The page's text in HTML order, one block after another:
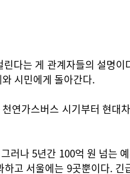
다는 게 관계자들의 설명이
시민에게 돌아간다.
연가스버스 시기부터 현대
러나 5년간 100억 원 넘는
고 서울에는 9곳뿐이다. 긴